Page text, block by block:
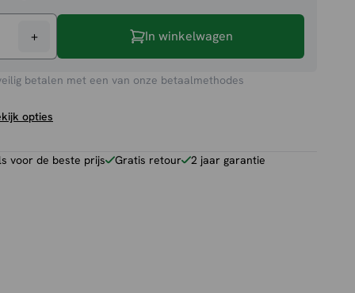
+ In winkelwagen
betalen met een van onze betaalmethodes
opties
voor de beste prijs Gratis retour 2 jaar garantie